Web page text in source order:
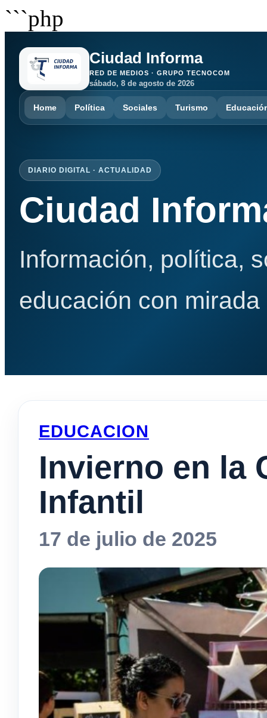
```php
Ciudad Informa
RED DE MEDIOS · GRUPO TECNOCOM
sábado, 8 de agosto de 2026
Home Política Sociales Turismo
DIARIO DIGITAL · ACTUALIDAD
Ciudad
Información, política,
educación con
EDUCACION
Invierno en la
Infantil
17 de julio de 2025